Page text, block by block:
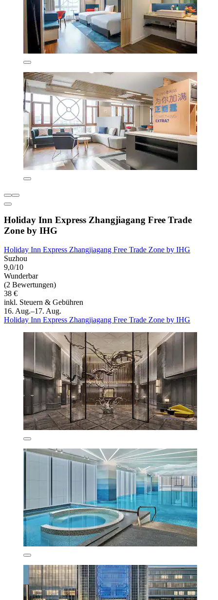
Holiday Inn Express Zhangjiagang Free Trade
Zone by IHG
Holiday Inn Express Zhangjiagang Free Trade Zone by IHG
Suzhou
9,0/10
Wunderbar
(2 Bewertungen)
38 €
inkl. Steuern & Gebühren
16. Aug.–17. Aug.
Holiday Inn Express Zhangjiagang Free Trade Zone by IHG